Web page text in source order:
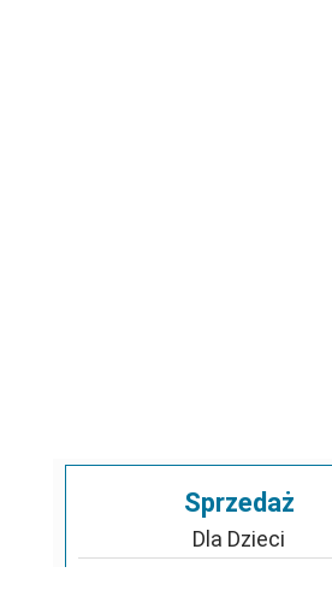
Sprzedaż
Dla Dzieci